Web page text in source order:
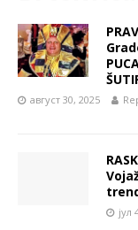
август 30, 2025
јул